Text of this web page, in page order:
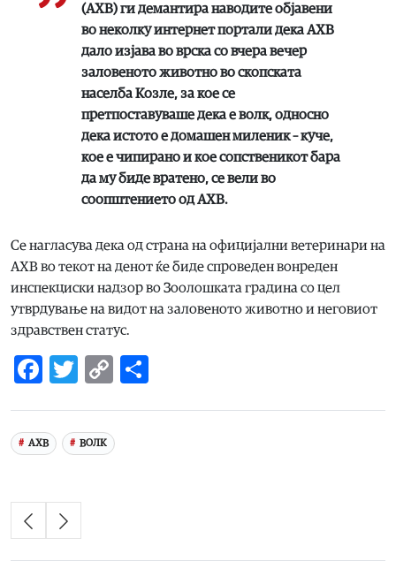
(АХВ) ги демантира наводите објавени
во неколку интернет портали дека АХВ
дало изјава во врска со вчера вечер
заловеното животно во скопската
населба Козле, за кое се
претпоставуваше дека е волк, односно
дека истото е домашен миленик – куче,
кое е чипирано и кое сопственикот бара
да му биде вратено, се вели во
соопштението од АХВ.
Се нагласува дека од страна на официјални ветеринари на
АХВ во текот на денот ќе биде спроведен вонреден
инспекциски надзор во Зоолошката градина со цел
утврдување на видот на заловеното животно и неговиот
здравствен статус.
Facebook
Twitter
Copy
АХВ ВОЛК